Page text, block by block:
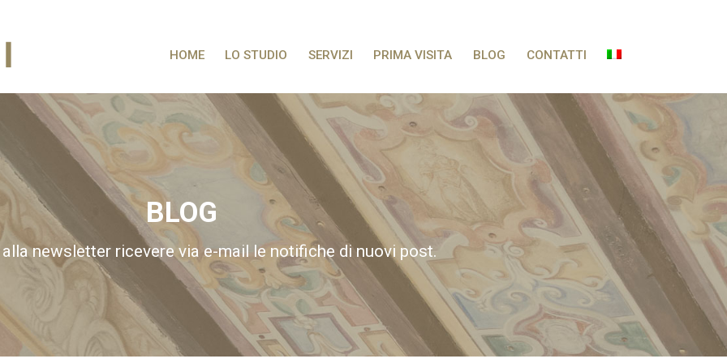
HOME LO STUDIO SERVIZI PRIMA VISITA BLOG CONTATTI
BLOG
newsletter ricevere via e-mail le notifiche di nuovi post.